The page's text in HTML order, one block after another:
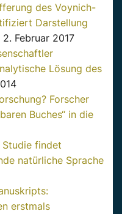
des Voynich-
Darstellung
2. Februar 2017
Lösung des
Forscher
Buches“ in die
findet
natürliche Sprache
erstmals